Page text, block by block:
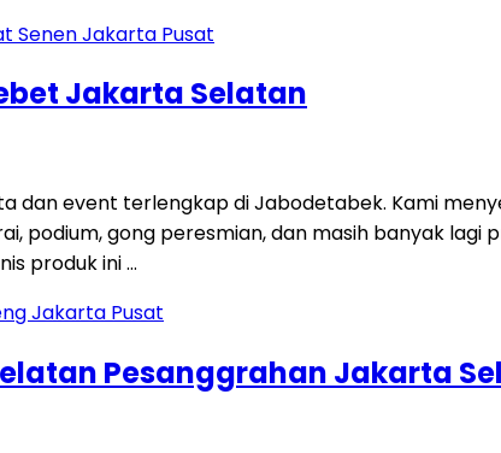
Jakarta Selatan
dan event terlengkap di Jabodetabek. Kami
podium, gong peresmian, dan masih banyak
produk ini …
Pesanggrahan Jakarta